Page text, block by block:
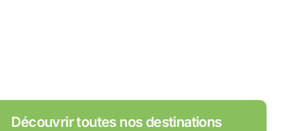
Découvrir toutes nos destinations